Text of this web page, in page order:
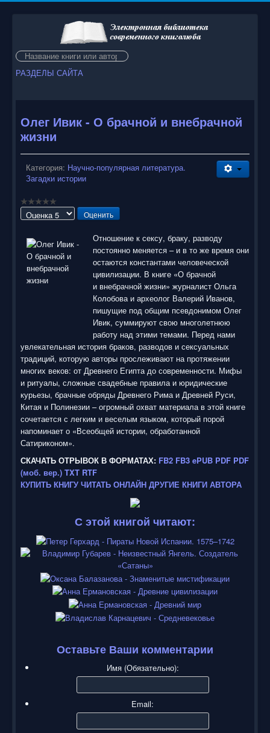
Искать...
РАЗДЕЛЫ САЙТА
Олег Ивик - О брачной и внебрачной
жизни
Категория: Научно-популярная литература.
Загадки истории
Пожалуйста,
Отношение к сексу, браку, разводу
постоянно меняется – и в то же время они
остаются константами человеческой
цивилизации. В книге «О брачной
и внебрачной жизни» журналист Ольга
Колобова и археолог Валерий Иванов,
пишущие под общим псевдонимом Олег
Ивик, суммируют свою многолетнюю
работу над этими темами. Перед нами
увлекательная история браков, разводов и сексуальных
традиций, которую авторы прослеживают на протяжении
многих веков: от Древнего Египта до современности. Мифы
и ритуалы, сложные свадебные правила и юридические
курьезы, брачные обряды Древнего Рима и Древней Руси,
Китая и Полинезии – огромный охват материала в этой книге
сочетается с легким и веселым языком, который порой
напоминает о «Всеобщей истории, обработанной
Сатириконом».
СКАЧАТЬ ОТРЫВОК В ФОРМАТАХ: FB2 FB3 ePUB PDF PDF
(моб. вер.) TXT RTF
КУПИТЬ КНИГУ ЧИТАТЬ ОНЛАЙН ДРУГИЕ КНИГИ АВТОРА
С этой книгой читают:
Оставьте Ваши комментарии
Имя (Обязательно):
Email: